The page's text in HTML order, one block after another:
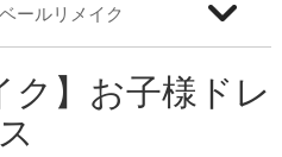
ールリメイク
トリーフリルのベビード
ク】お子様ドレ
ス